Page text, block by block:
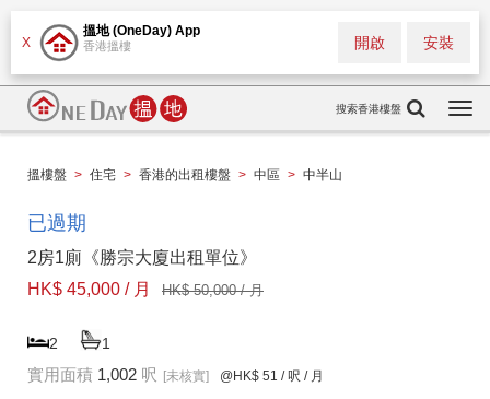
X
搵地 (OneDay) App
香港搵樓 安裝
開啟
搜索香港樓盤
搵樓盤 > 住宅 > 香港的出租樓盤 > 中區 > 中半山
已過期
2房1廁《勝宗大廈出租單位》
HK$ 45,000 / 月
HK$ 50,000 / 月
2 1
實用面積 1,002 呎 [未核實] @HK$ 51 / 呎 / 月